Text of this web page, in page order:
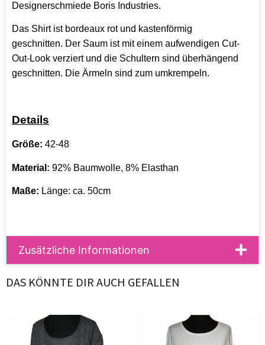
Designerschmiede Boris Industries.
Das Shirt ist bordeaux rot und kastenförmig
geschnitten. Der Saum ist mit einem aufwendigen Cut-
Out-Look verziert und die Schultern sind überhängend
geschnitten. Die Ärmeln sind zum umkrempeln.
Details
Größe: 42-48
Material: 92% Baumwolle, 8% Elasthan
Maße: Länge: ca. 50cm
Zusätzliche Informationen
DAS KÖNNTE DIR AUCH GEFALLEN